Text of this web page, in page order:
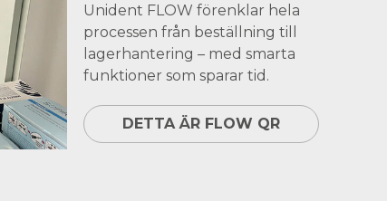
Unident FLOW förenklar hela
processen från beställning till
lagerhantering – med smarta
funktioner som sparar tid.
DETTA ÄR FLOW QR